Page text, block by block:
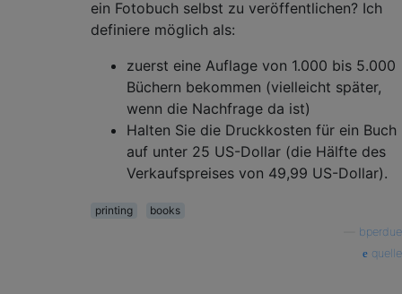
ein Fotobuch selbst zu veröffentlichen? Ich
definiere möglich als:
zuerst eine Auflage von 1.000 bis 5.000
Büchern bekommen (vielleicht später,
wenn die Nachfrage da ist)
Halten Sie die Druckkosten für ein Buch
auf unter 25 US-Dollar (die Hälfte des
Verkaufspreises von 49,99 US-Dollar).
printing
books
bperdue
quelle